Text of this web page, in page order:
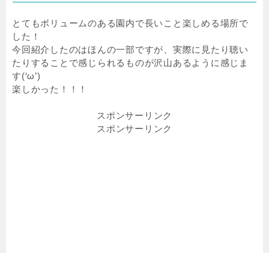
とてもボリュームのある園内で長いこと楽しめる場所で
した！
今回紹介したのはほんの一部ですが、実際に見たり聴い
たりすることで感じられるものが沢山あるように感じま
す(‘ω’)
楽しかった！！！
スポンサーリンク
スポンサーリンク